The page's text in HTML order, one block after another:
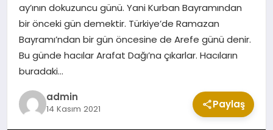
CUMA MESAJLARI
KABE CANLI YAYIN
ay’ının dokuzuncu günü. Yani Kurban Bayramından
bir önceki gün demektir. Türkiye’de Ramazan
Bayramı’ndan bir gün öncesine de Arefe günü denir.
Bu günde hacılar Arafat Dağı’na çıkarlar. Hacıların
buradaki…
admin
14 Kasım 2021 Paylaş